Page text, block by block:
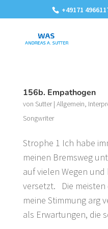
+49171
156b. Empathogen
von Sutter| Allgemein,
Songwriter
Strophe 1 Ich habe
meinen Bremsweg
auf vielen Wegen und
versetzt. Die meisten
meine Stimmung arg
als Erwartungen, die